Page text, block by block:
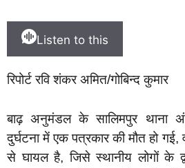
Listen to this
रिपोर्ट रवि शंकर अमित/गोबिन्द कुमार
बाढ़ अनुमंडल के सालिमपुर थाना
दुर्घटना में एक पत्रकार की मौत हो
से घायल है, जिसे स्थानीय लोगों के